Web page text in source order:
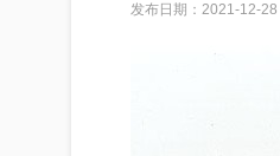
发布日期：2021-12-28